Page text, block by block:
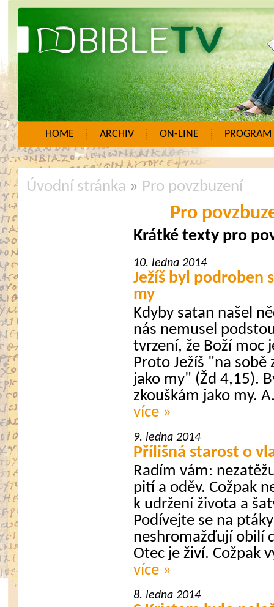
HOME ARCHIV ON-LINE PROGRAM
Úvodní stránka » Pro povzbuzení
Pro
Krátké texty pro
10. ledna 2014
Ježíš byl podroben
my
Kdyby satan našel
nás nemusel
tvrzení, že Boží moc
Proto Ježíš "na sobě
jako my" (Žd 4,15).
zkouškám jako my.
více »
9. ledna 2014
Přílišná starost o
Radím vám:
pití a oděv. Cožpak
k udržení života a
Podívejte se na
neshromažďují obilí
Otec je živí. Cožpak
více »
8. ledna 2014